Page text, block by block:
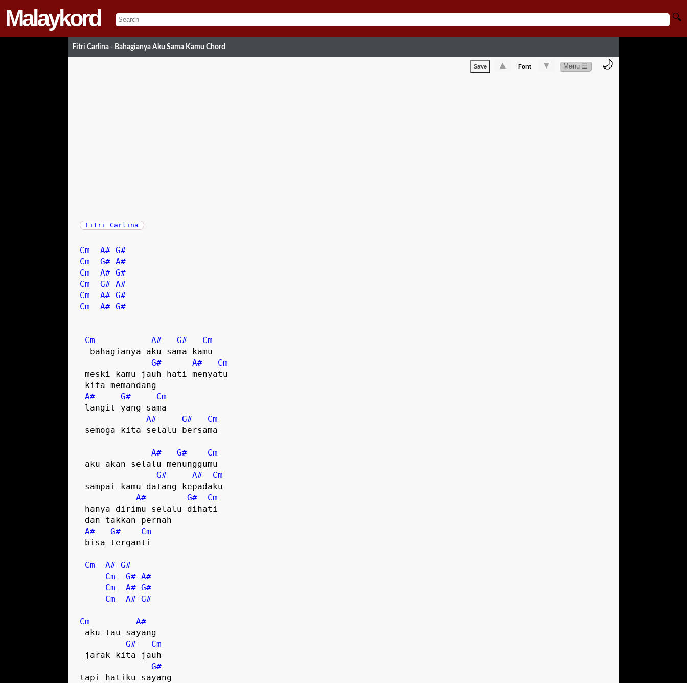
Malaykord 🔍
Fitri Carlina - Bahagianya Aku Sama Kamu Chord
Save ▲ Font ▼ Menu ☰ 🌙
Fitri Carlina
Cm A# G#
Cm
G# A#
Cm
A# G#
Cm
G# A#
Cm
A# G#
Cm
A# G#
Cm A# G#
Cm
G#
A#
Cm
A#
G#
Cm
A#
G#
Cm
A# G#
Cm
G#
A#
Cm
A#
G#
Cm
A#
G#
Cm
Cm A# G#
Cm
G# A#
Cm
A# G#
Cm
A# G#
Cm
A#
G#
Cm
G#
tapi hatiku sayang